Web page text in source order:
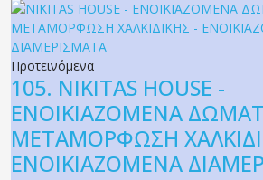
Προτεινόμενα
105. NIKITAS HOUSE -
ΕΝΟΙΚΙΑΖΟΜΕΝΑ
ΜΕΤΑΜΟΡΦΩΣΗ
ΕΝΟΙΚΙΑΖΟΜΕΝΑ